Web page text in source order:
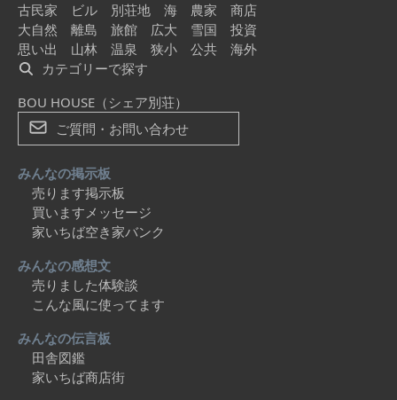
古民家
ビル 別荘地 海 農家
商店
大自然
離島 旅館 広大 雪国
投資
思い出
山林 温泉 狭小 公共
海外
カテゴリーで探す
BOU HOUSE（シェア別荘）
ご質問・お問い合わせ
みんなの掲示板
売ります掲示板
買いますメッセージ
家いちば空き家バンク
みんなの感想文
売りました体験談
こんな風に使ってます
みんなの伝言板
田舎図鑑
家いちば商店街